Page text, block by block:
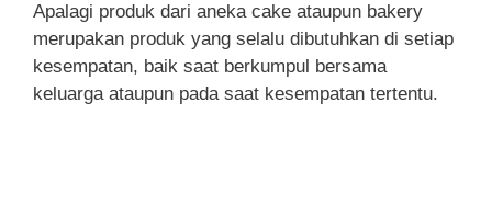
Apalagi produk dari aneka cake ataupun bakery
merupakan produk yang selalu dibutuhkan di setiap
kesempatan, baik saat berkumpul bersama
keluarga ataupun pada saat kesempatan tertentu.